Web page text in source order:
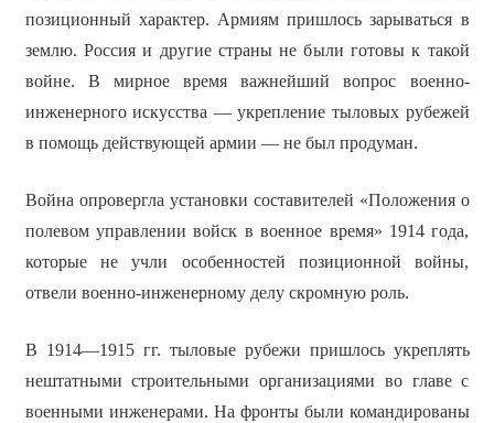
позиционный характер. Армиям пришлось зарываться в
землю. Россия и другие страны не были готовы к такой
войне. В мирное время важнейший вопрос военно-
инженерного искусства — укрепление тыловых рубежей
в помощь действующей армии — не был продуман.
Война опровергла установки составителей «Положения о
полевом управлении войск в военное время» 1914 года,
которые не учли особенностей позиционной войны,
отвели военно-инженерному делу скромную роль.
В 1914—1915 гг. тыловые рубежи пришлось укреплять
нештатными строительными организациями во главе с
военными инженерами. На фронты были командированы